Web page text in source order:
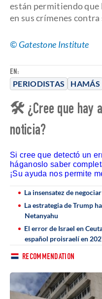
EN:
PERIODISTAS HAMÁS
están permitiendo que
en sus crímenes
© Gatestone Institute
🛠 ¿Cree que hay
noticia?
Si cree que detectó un
háganoslo saber
¡Su ayuda nos permite
La insensatez de
La estrategia de Trump
Netanyahu
El error de Israel en
español proisraelí en
RECOMMENDATION